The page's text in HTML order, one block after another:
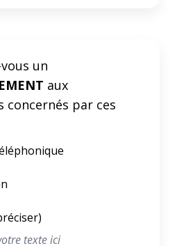
un
aux
concernés par ces